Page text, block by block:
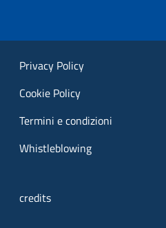
Privacy Policy
Cookie Policy
Termini e condizioni
Whistleblowing
credits